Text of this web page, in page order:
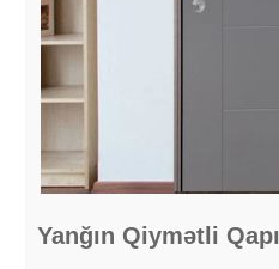
Yanğın Qiymətli Qapı